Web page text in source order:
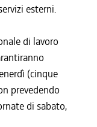
esterni.
di lavoro
(cinque
prevedendo
di sabato,